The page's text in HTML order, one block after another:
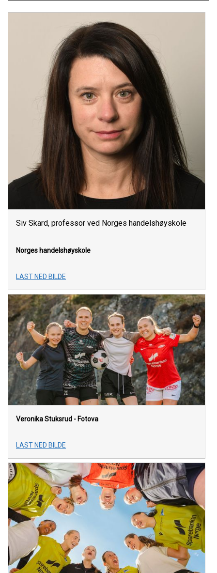
Siv Skard, professor ved Norges handelshøyskole
Norges handelshøyskole
LAST NED BILDE
Veronika Stuksrud - Fotova
LAST NED BILDE